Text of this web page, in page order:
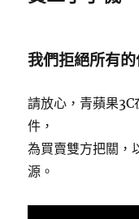
我們拒絕所有
請放心，青蘋果
件，
為買賣雙方把關，
源。